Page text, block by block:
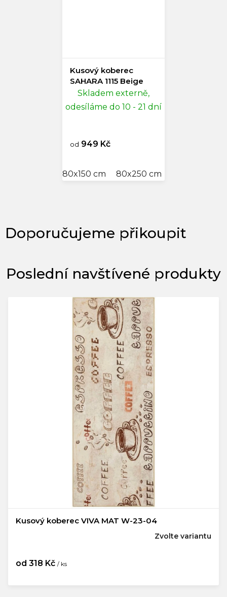
Kusový koberec
SAHARA 1115 Beige
Skladem externě,
odesíláme do 10 - 21 dní
od 949 Kč
80x150 cm 80x250 cm
Poslední navštívené produkty
Kusový koberec VIVA MAT W-23-04
od 318 Kč / ks
Zvolte variantu